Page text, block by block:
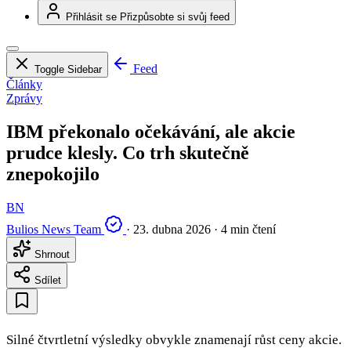
Přihlásit se Přizpůsobte si svůj feed
Toggle Sidebar
Feed
Články
Zprávy
IBM překonalo očekávání, ale akcie
prudce klesly. Co trh skutečně
znepokojilo
BN
Bulios News Team
· 23. dubna 2026 · 4 min čtení
Shrnout
Sdílet
Silné čtvrtletní výsledky obvykle znamenají růst ceny akcie.